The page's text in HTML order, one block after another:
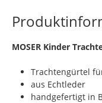
MOSER Kinder
Trachtengürtel
aus Echtleder
handgefertigt in